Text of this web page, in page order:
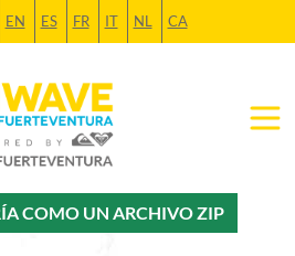
EN ES FR IT NL CA
COMO UN ARCHIVO ZIP